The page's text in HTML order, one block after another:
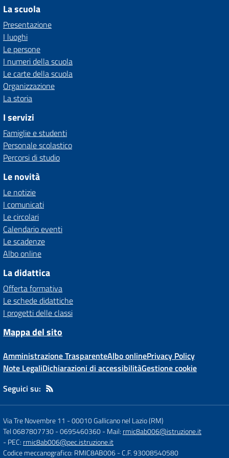
La scuola
Presentazione
I luoghi
Le persone
I numeri della scuola
Le carte della scuola
Organizzazione
La storia
I servizi
Famiglie e studenti
Personale scolastico
Percorsi di studio
Le novità
Le notizie
I comunicati
Le circolari
Calendario eventi
Le scadenze
Albo online
La didattica
Offerta formativa
Le schede didattiche
I progetti delle classi
Mappa del sito
Amministrazione TrasparenteAlbo onlinePrivacy Policy
Note LegaliDichiarazioni di accessibilitàGestione cookie
Seguici su:
Via Tre Novembre 11 -00010 Gallicano nel Lazio (RM)
Tel 0687807730 - 0695460360- Mail: rmic8ab006@istruzione.it
- PEC: rmic8ab006@pec.istruzione.it
Codice meccanografico: RMIC8AB006- C.F. 93008540580